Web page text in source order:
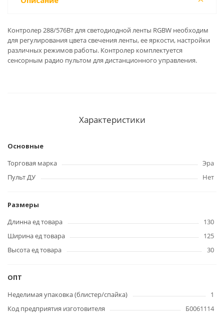
Контролер 288/576Вт для светодиодной ленты RGBW необходим
для регулирования цвета свечения ленты, ее яркости, настройки
различных режимов работы. Контролер комплектуется
сенсорным радио пультом для дистанционного управления.
Характеристики
Основные
Торговая марка
Эра
Пульт ДУ
Нет
Размеры
Длинна ед товара
130
Ширина ед товара
125
Высота ед товара
30
ОПТ
Неделимая упаковка (блистер/спайка)
1
Код предприятия изготовителя
Б0061114